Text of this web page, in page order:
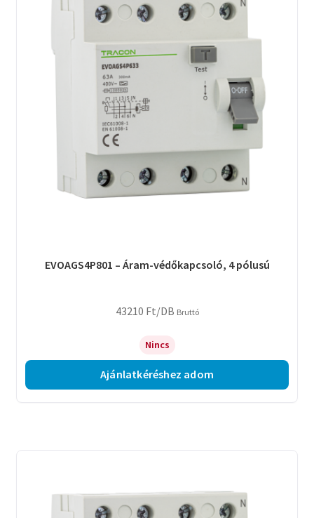
EVOAGS4P801 – Áram-védőkapcsoló, 4 pólusú
43210 Ft/DB Bruttó
Nincs
Ajánlatkéréshez adom